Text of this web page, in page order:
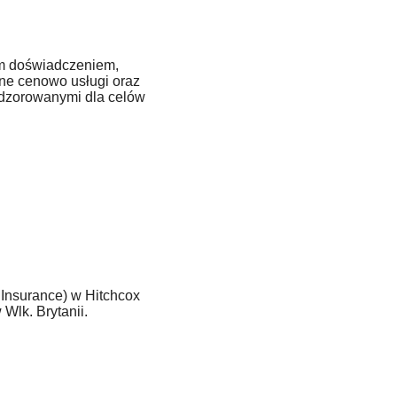
doświadczeniem,
cenowo usługi oraz
dla celów
w Hitchcox
Wlk. Brytanii.